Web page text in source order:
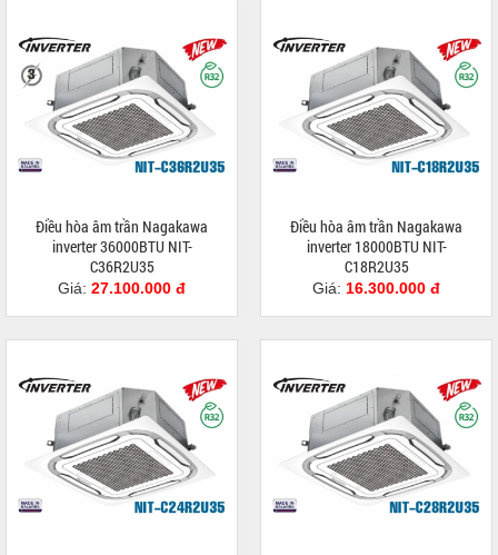
Điều hòa âm trần Nagakawa
inverter 36000BTU NIT-
C36R2U35
Giá: 27.100.000 đ
Điều hòa âm trần Nagakawa
inverter 18000BTU NIT-
C18R2U35
Giá: 16.300.000 đ